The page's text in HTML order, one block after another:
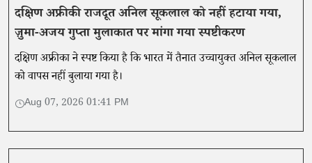
दक्षिण अफ्रीकी राजदूत अनिल सूकलाल को नहीं हटाया गया,
ज़ुमा-अजय गुप्ता मुलाकात पर मांगा गया स्पष्टीकरण
दक्षिण अफ्रीका ने स्पष्ट किया है कि भारत में तैनात उच्चायुक्त अनिल सूकलाल
को वापस नहीं बुलाया गया है।
Aug 07, 2026 01:41 PM